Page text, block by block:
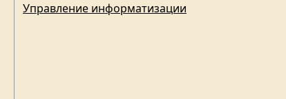
Управление информатизации